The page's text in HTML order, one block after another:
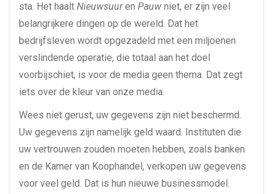
sta. Het haalt Nieuwsuuren Pauw niet, er zijn veel
belangrijkere dingen op de wereld. Dat het
bedrijfsleven wordt opgezadeld met een miljoenen
verslindende operatie, die totaal aan het doel
voorbijschiet, is voor de media geen thema. Dat zegt
iets over de kleur van onze media.
Wees niet gerust, uw gegevens zijn niet beschermd.
Uw gegevens zijn namelijk geld waard. Instituten die
uw vertrouwen zouden moeten hebben, zoals banken
en de Kamer van Koophandel, verkopen uw gegevens
voor veel geld. Dat is hun nieuwe businessmodel.